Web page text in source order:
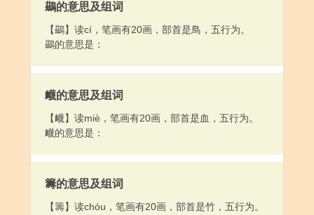
鷀的意思及组词
【鷀】读cí，笔画有20画，部首是鳥，五行为。
鷀的意思是：
衊的意思及组词
【衊】读miè，笔画有20画，部首是血，五行为。
衊的意思是：
籌的意思及组词
【籌】读chóu，笔画有20画，部首是竹，五行为。